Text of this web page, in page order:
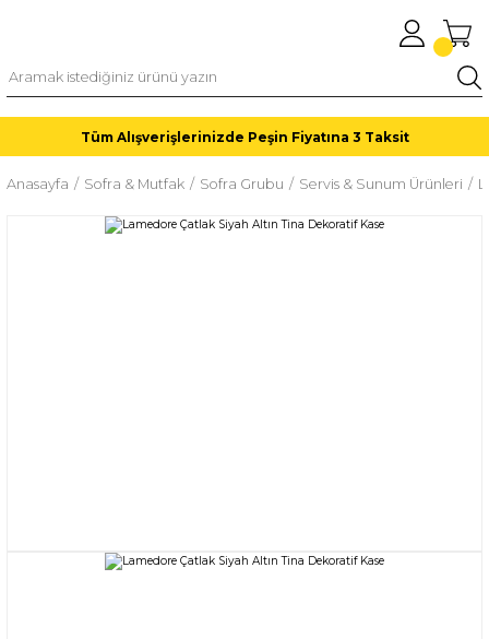
Tüm Alışverişlerinizde Peşin Fiyatına 3 Taksit
Anasayfa Sofra & Mutfak Sofra Grubu Servis & Sunum Ürünleri